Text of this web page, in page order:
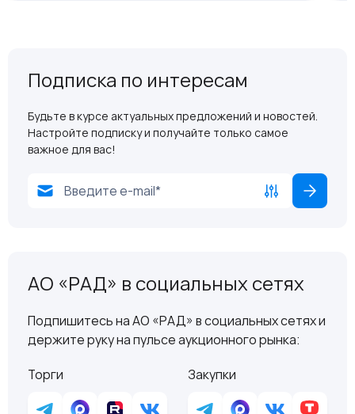
Подписка по интересам
Будьте в курсе актуальных предложений и новостей.
Настройте подписку и получайте только самое
важное для вас!
АО «РАД» в социальных сетях
Подпишитесь на АО «РАД» в социальных сетях и
держите руку на пульсе аукционного рынка:
Торги
Закупки